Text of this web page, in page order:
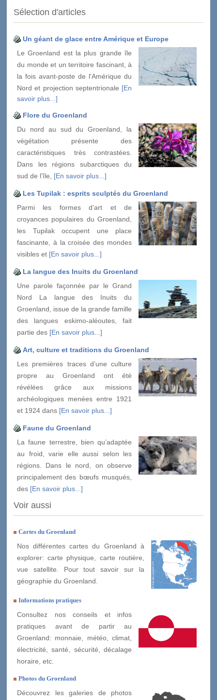
Sélection d'articles
Un géant de glace entre Amérique et Europe
Le Groenland est la plus grande île
du monde et un territoire fascinant, à
la fois avant-poste de l'Amérique du
Nord et projection septentrionale [En
savoir plus...]
Flore du Groenland
Du nord au sud du Groenland, la
végétation présente des
caractéristiques très contrastées.
Dans les régions subarctiques du
sud de l’île, [En savoir plus...]
Les Tupilak : esprits sculptés du Groenland
Parmi les formes d’art et de
croyances populaires du Groenland,
les Tupilak occupent une place
fascinante, à la croisée des mondes
visibles et [En savoir plus...]
La langue des Inuits du Groenland
Une parole façonnée par le Grand
Nord La langue des Inuits du
Groenland, issue de la grande famille
des langues eskimo-aléoutes, fait
partie des [En savoir plus...]
Art, culture et traditions du Groenland
Les premières traces d’une culture
propre au Groenland ont été
révélées grâce aux missions
archéologiques menées entre 1921
et 1924 dans [En savoir plus...]
Faune du Groenland
La faune terrestre, bien qu’adaptée
au froid, varie elle aussi selon les
régions. Dans le nord, on observe
principalement des bœufs musqués,
des [En savoir plus...]
Voir aussi
Cartes du Groenland
Nos différentes cartes du Groenland à
explorer: carte physique, carte routière,
vue satellite. Pour tout savoir sur la
géographie du Groenland.
Informations pratiques
Consultez nos conseils et infos
pratiques avant de partir au
Groenland: monnaie, météo, climat,
électricité, santé, sécurité, décalage
horaire, etc.
Photos du Groenland
Découvrez les galeries de photos